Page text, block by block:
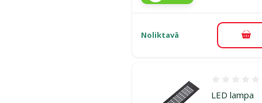
Noliktavā
LED lampa